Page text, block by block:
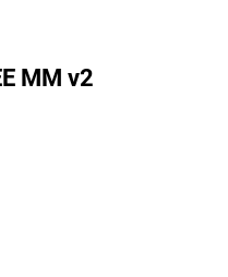
MM v2